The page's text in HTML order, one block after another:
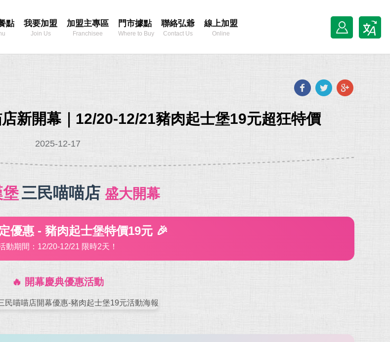
點 我要加盟
Join Us
加盟主專區
Franchisee
門市據點
Where to Buy
聯絡弘爺
Contact Us
線上加盟
Online
Facebook
Twitter
新開幕｜12/20-12/21豬肉起士堡19元超狂特價
2025-12-17
三民喵喵店 盛大開幕
優惠 - 豬肉起士堡特價19元 🎉
動期間：12/20-12/21 限時2天！
🔥 開幕慶典優惠活動